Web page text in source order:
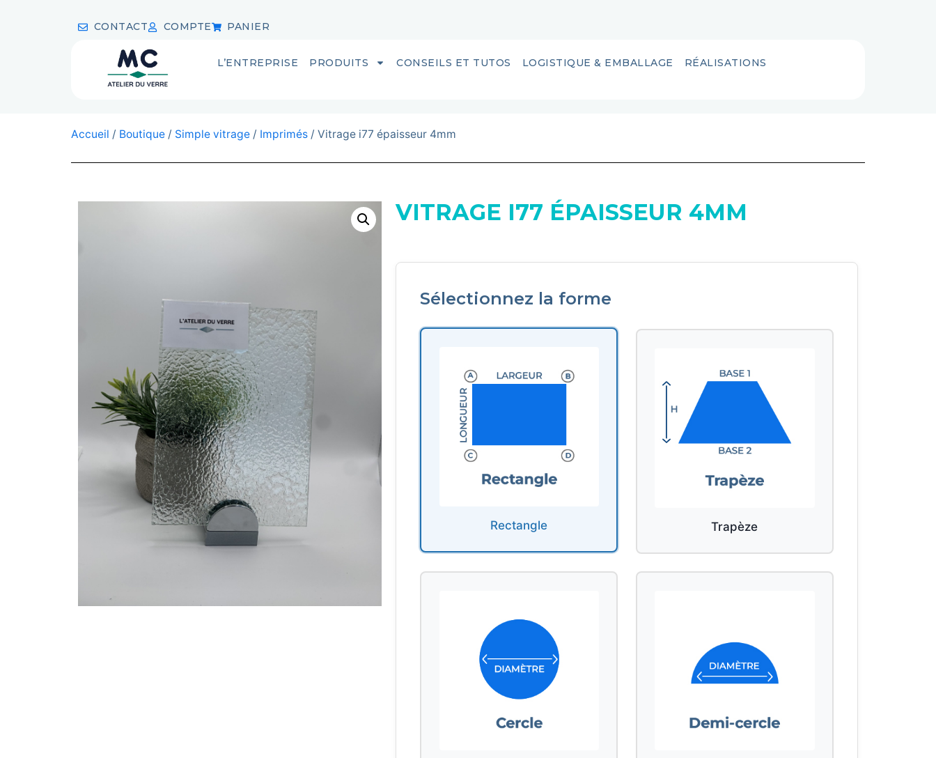
CONTACT COMPTE PANIER
L’ENTREPRISE PRODUITS CONSEILS ET TUTOS LOGISTIQUE & EMBALLAGE RÉALISATIONS
Accueil / Boutique / Simple vitrage / Imprimés / Vitrage i77 épaisseur 4mm
VITRAGE I77 ÉPAISSEUR 4MM
Sélectionnez la forme
Rectangle Trapèze